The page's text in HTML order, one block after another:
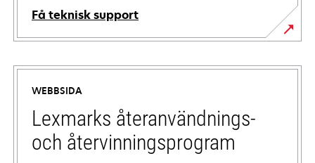
Få teknisk support
opens
in
new
tab
WEBBSIDA
Lexmarks återanvändnings-
och återvinningsprogram